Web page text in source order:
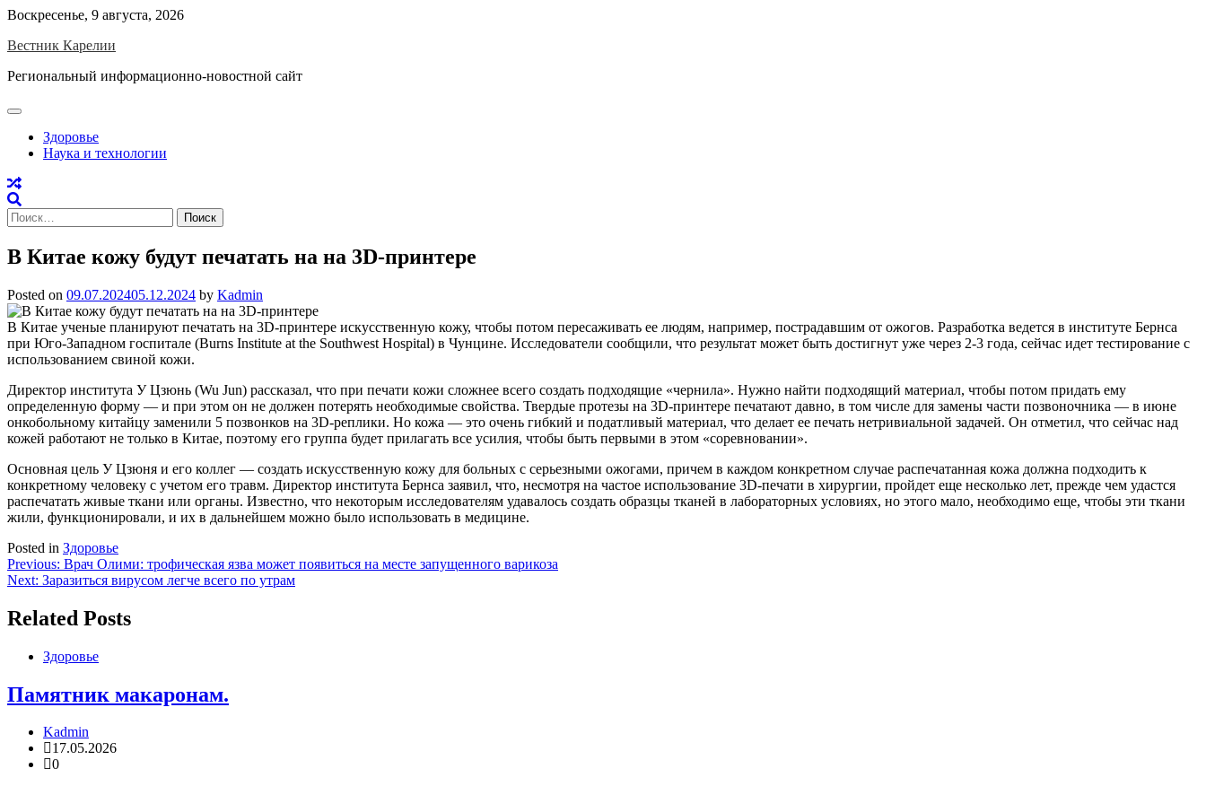
Skip
content
Воскресенье, 9 августа, 2026
Вестник Карелии
Региональный информационно-новостной сайт
Здоровье
Наука и технологии
Найти:
В Китае кожу будут печатать на на 3D-принтере
Posted on 09.07.202405.12.2024 by Kadmin
В Китае ученые планируют печатать на 3D-принтере искусственную кожу, чтобы потом пересаживать ее людям, например, пострадавшим от ожогов. Разработка ведется в институте Бернса
при Юго-Западном госпитале (Burns Institute at the Southwest Hospital) в Чунцине. Исследователи сообщили, что результат может быть достигнут уже через 2-3 года, сейчас идет тестирование с
использованием свиной кожи.
Директор института У Цзюнь (Wu Jun) рассказал, что при печати кожи сложнее всего создать подходящие «чернила». Нужно найти подходящий материал, чтобы потом придать ему
определенную форму — и при этом он не должен потерять необходимые свойства. Твердые протезы на 3D-принтере печатают давно, в том числе для замены части позвоночника — в июне
онкобольному китайцу заменили 5 позвонков на 3D-реплики. Но кожа — это очень гибкий и податливый материал, что делает ее печать нетривиальной задачей. Он отметил, что сейчас над
кожей работают не только в Китае, поэтому его группа будет прилагать все усилия, чтобы быть первыми в этом «соревновании».
Основная цель У Цзюня и его коллег — создать искусственную кожу для больных с серьезными ожогами, причем в каждом конкретном случае распечатанная кожа должна подходить к
конкретному человеку с учетом его травм. Директор института Бернса заявил, что, несмотря на частое использование 3D-печати в хирургии, пройдет еще несколько лет, прежде чем удастся
распечатать живые ткани или органы. Известно, что некоторым исследователям удавалось создать образцы тканей в лабораторных условиях, но этого мало, необходимо еще, чтобы эти ткани
жили, функционировали, и их в дальнейшем можно было использовать в медицине.
Posted in Здоровье
Навигация
по
записям
Previous: Врач Олими: трофическая язва может появиться на месте запущенного варикоза
Next: Заразиться вирусом легче всего по утрам
Related Posts
Здоровье
Памятник макаронам.
Kadmin
17.05.2026
0